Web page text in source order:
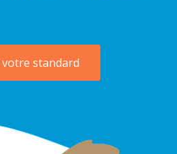
votre standard